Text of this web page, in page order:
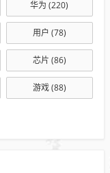
华为 (220)
用户 (78)
芯片 (86)
游戏(88)